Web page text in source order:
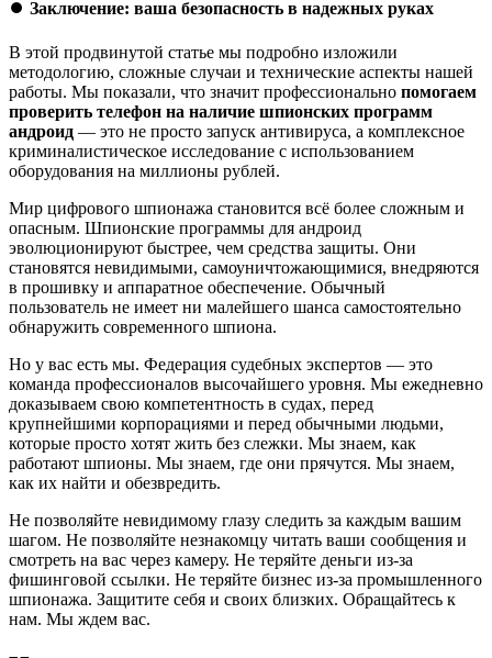
⏺️ Заключение: ваша безопасность в надежных руках
В этой продвинутой статье мы подробно изложили
методологию, сложные случаи и технические аспекты нашей
работы. Мы показали, что значит профессионально помогаем
проверить телефон на наличие шпионских программ
андроид — это не просто запуск антивируса, а комплексное
криминалистическое исследование с использованием
оборудования на миллионы рублей.
Мир цифрового шпионажа становится всё более сложным и
опасным. Шпионские программы для андроид
эволюционируют быстрее, чем средства защиты. Они
становятся невидимыми, самоуничтожающимися, внедряются
в прошивку и аппаратное обеспечение. Обычный
пользователь не имеет ни малейшего шанса самостоятельно
обнаружить современного шпиона.
Но у вас есть мы. Федерация судебных экспертов — это
команда профессионалов высочайшего уровня. Мы ежедневно
доказываем свою компетентность в судах, перед
крупнейшими корпорациями и перед обычными людьми,
которые просто хотят жить без слежки. Мы знаем, как
работают шпионы. Мы знаем, где они прячутся. Мы знаем,
как их найти и обезвредить.
Не позволяйте невидимому глазу следить за каждым вашим
шагом. Не позволяйте незнакомцу читать ваши сообщения и
смотреть на вас через камеру. Не теряйте деньги из-за
фишинговой ссылки. Не теряйте бизнес из-за промышленного
шпионажа. Защитите себя и своих близких. Обращайтесь к
нам. Мы ждем вас.